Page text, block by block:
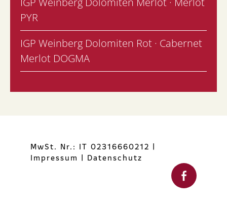
PYR
IGP Weinberg Dolomiten Rot · Cabernet
Merlot DOGMA
MwSt. Nr.: IT 02316660212 |
Impressum | Datenschutz